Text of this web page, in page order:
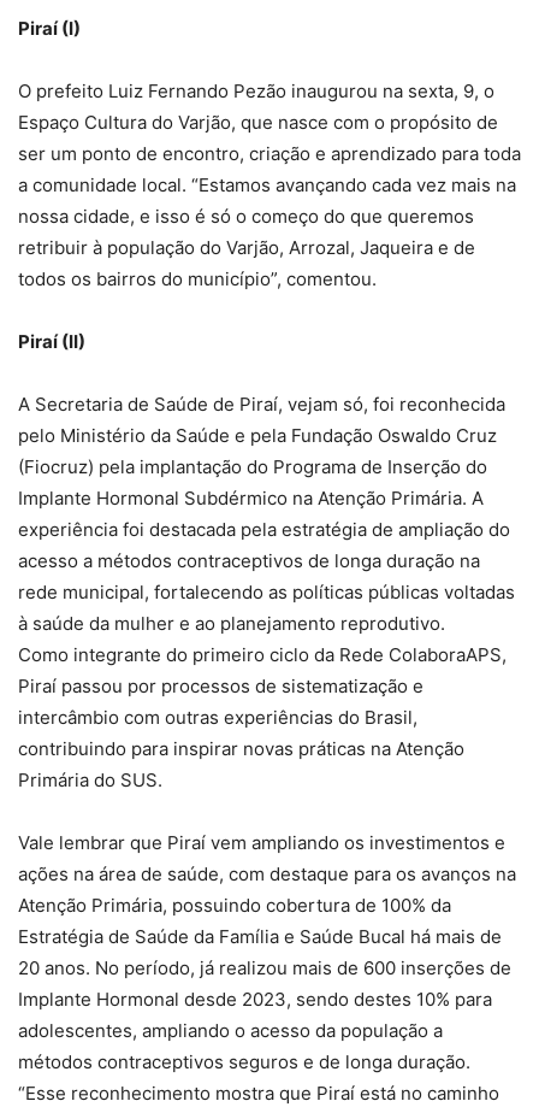
Piraí (I)
O prefeito Luiz Fernando Pezão inaugurou na sexta, 9, o
Espaço Cultura do Varjão, que nasce com o propósito de
ser um ponto de encontro, criação e aprendizado para toda
a comunidade local. “Estamos avançando cada vez mais na
nossa cidade, e isso é só o começo do que queremos
retribuir à população do Varjão, Arrozal, Jaqueira e de
todos os bairros do município”, comentou.
Piraí (II)
A Secretaria de Saúde de Piraí, vejam só, foi reconhecida
pelo Ministério da Saúde e pela Fundação Oswaldo Cruz
(Fiocruz) pela implantação do Programa de Inserção do
Implante Hormonal Subdérmico na Atenção Primária. A
experiência foi destacada pela estratégia de ampliação do
acesso a métodos contraceptivos de longa duração na
rede municipal, fortalecendo as políticas públicas voltadas
à saúde da mulher e ao planejamento reprodutivo.
Como integrante do primeiro ciclo da Rede ColaboraAPS,
Piraí passou por processos de sistematização e
intercâmbio com outras experiências do Brasil,
contribuindo para inspirar novas práticas na Atenção
Primária do SUS.
Vale lembrar que Piraí vem ampliando os investimentos e
ações na área de saúde, com destaque para os avanços na
Atenção Primária, possuindo cobertura de 100% da
Estratégia de Saúde da Família e Saúde Bucal há mais de
20 anos. No período, já realizou mais de 600 inserções de
Implante Hormonal desde 2023, sendo destes 10% para
adolescentes, ampliando o acesso da população a
métodos contraceptivos seguros e de longa duração.
“Esse reconhecimento mostra que Piraí está no caminho